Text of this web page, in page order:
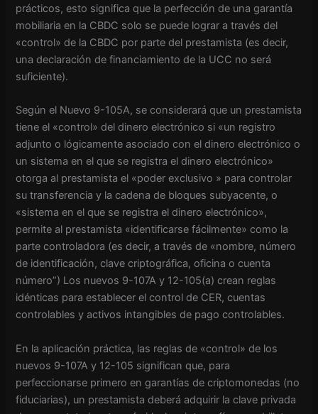
prácticos, esto significa que la perfección de una garantía
mobiliaria en la CBDC solo se puede lograr a través del
«control» de la CBDC por parte del prestamista (es decir,
una declaración de financiamiento de la UCC no será
suficiente).
Según el Nuevo 9-105A, se considerará que un prestamista
tiene el «control» del dinero electrónico si «un registro
adjunto o lógicamente asociado con el dinero electrónico o
un sistema en el que se registra el dinero electrónico»
otorga al prestamista el «poder exclusivo » para controlar
su transferencia y la cadena de bloques subyacente, o
«sistema en el que se registra el dinero electrónico»,
permite al prestamista «identificarse fácilmente» como la
parte controladora (es decir, a través de «nombre, número
de identificación, clave criptográfica, oficina o cuenta
número”) Los nuevos 9-107A y 12-105(a) crean reglas
idénticas para establecer el control de CER, cuentas
controlables y activos intangibles de pago controlables.
En la aplicación práctica, las reglas de «control» de los
nuevos 9-107A y 12-105 significan que, para
perfeccionarse primero en garantías de criptomonedas (no
fiduciarias), un prestamista deberá adquirir la clave privada